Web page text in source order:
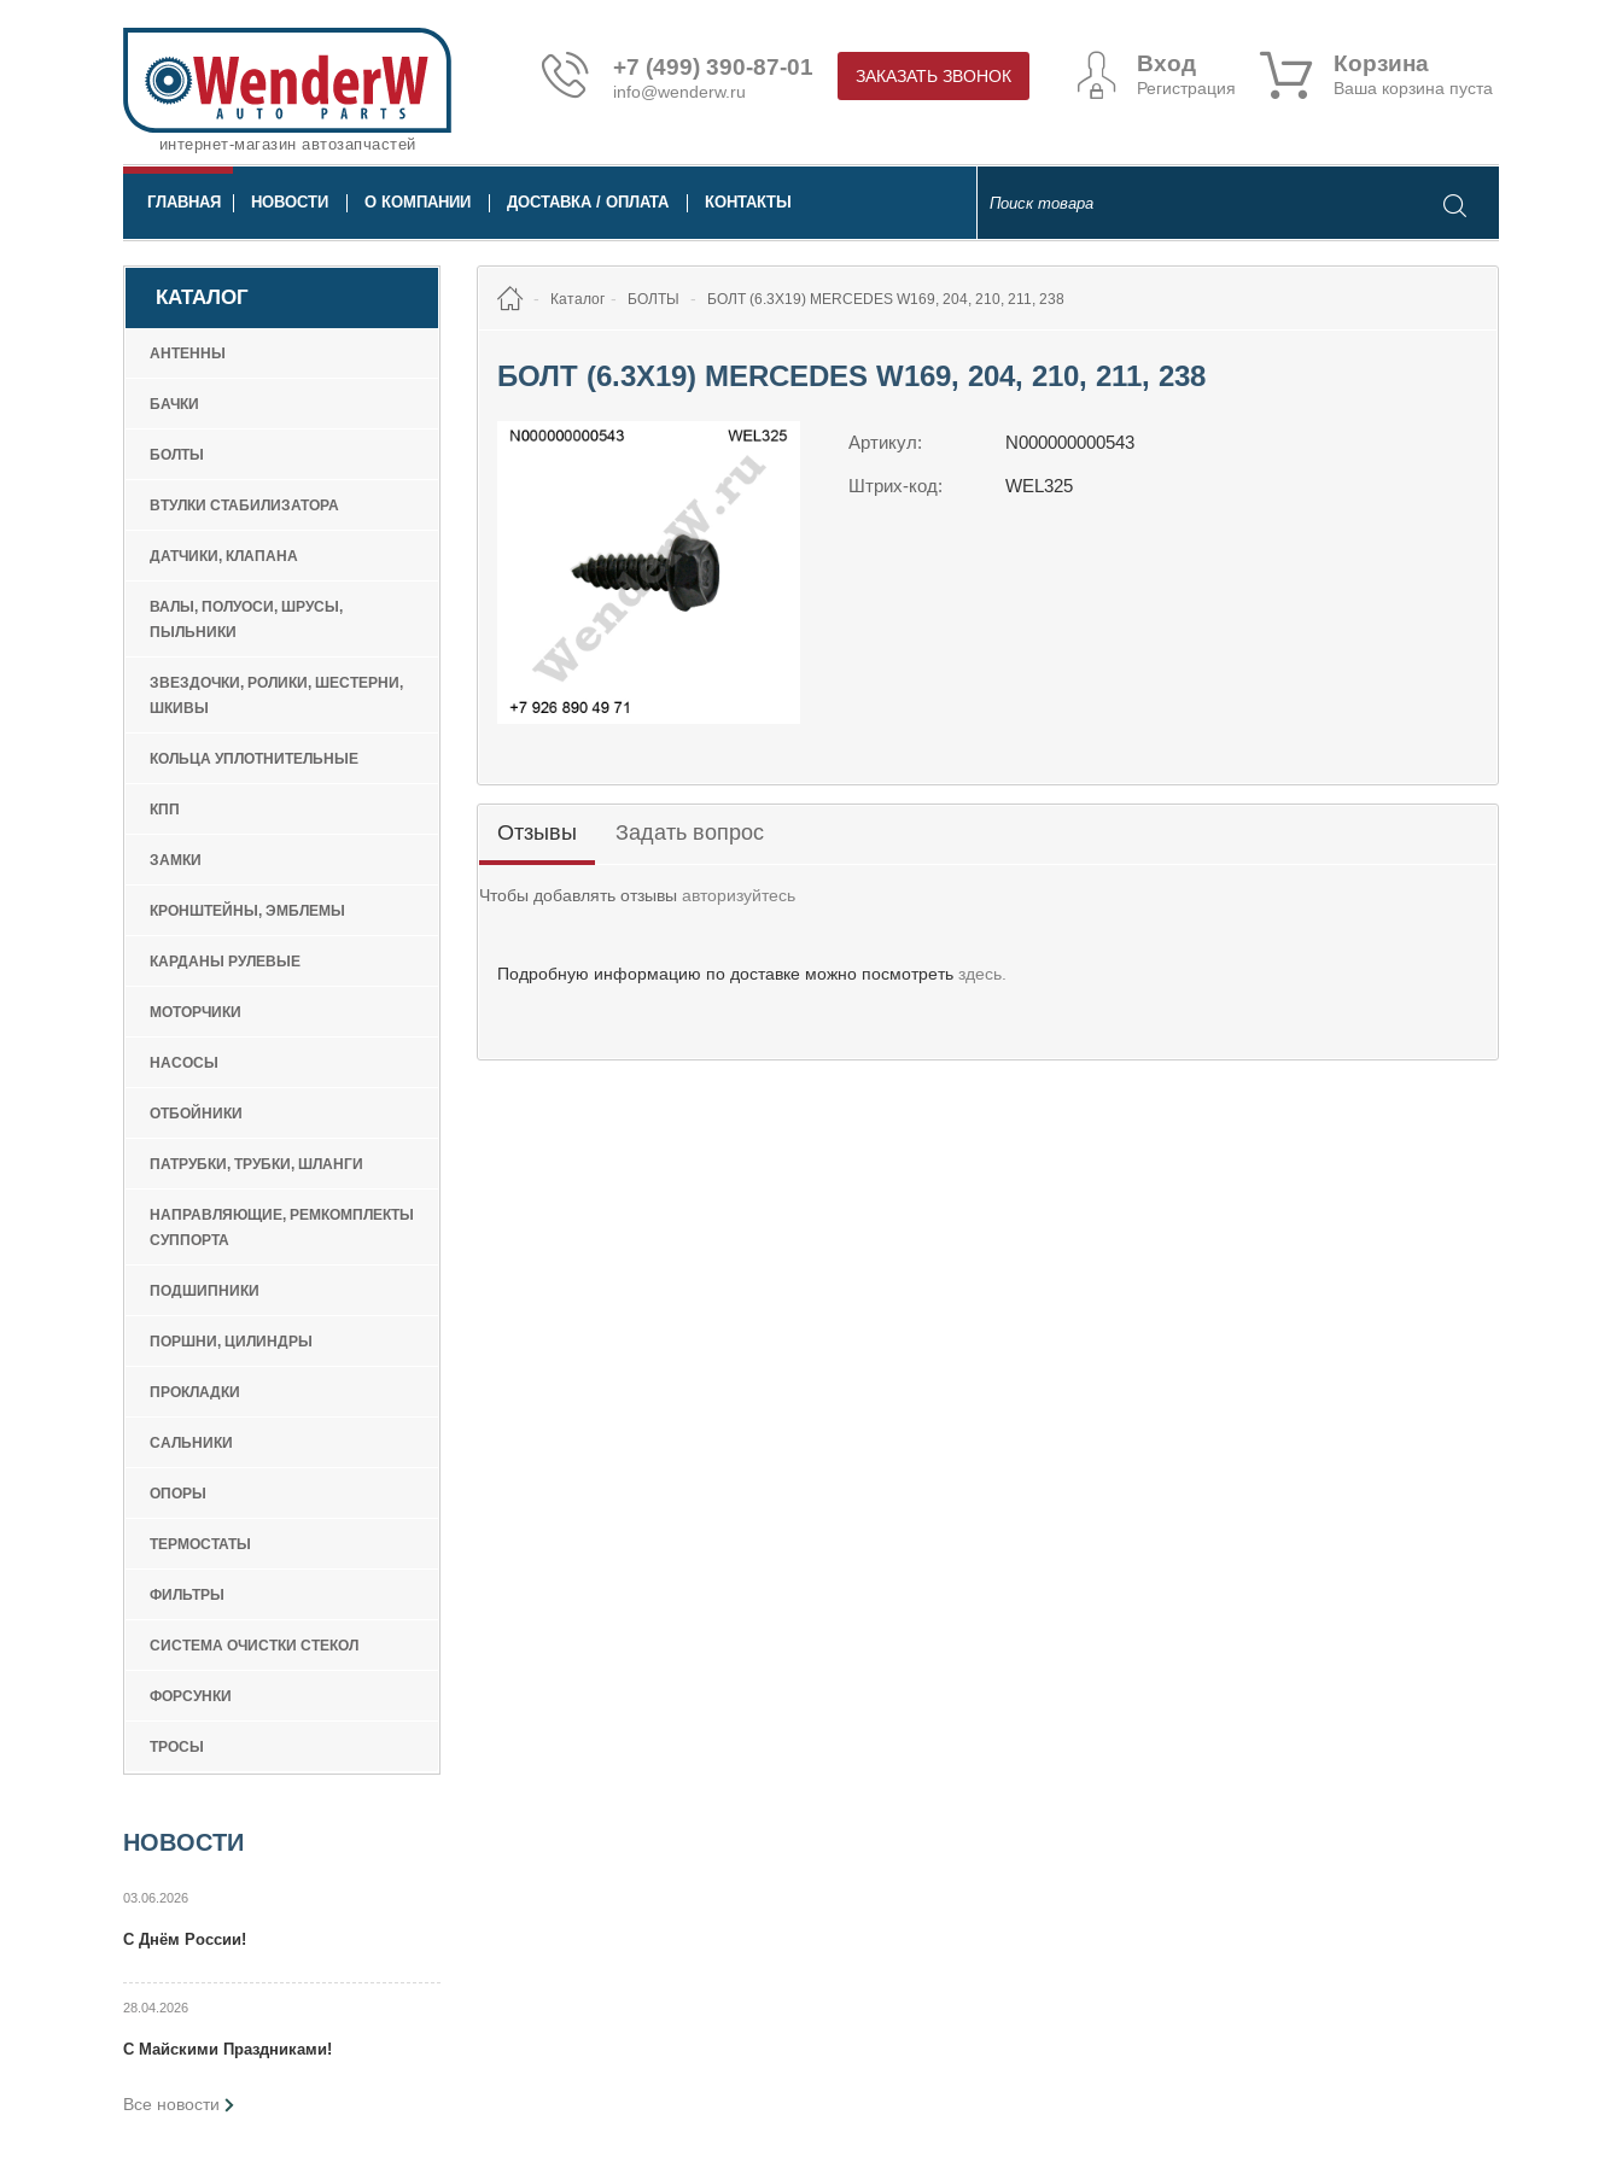
интернет-магазин автозапчастей
+7 (499) 390-87-01
info@wenderw.ru
ЗАКАЗАТЬ ЗВОНОК Вход
Регистрация
Корзина
Ваша корзина пуста
ГЛАВНАЯ НОВОСТИ О КОМПАНИИ ДОСТАВКА / ОПЛАТА КОНТАКТЫ
КАТАЛОГ
АНТЕННЫ
БАЧКИ
БОЛТЫ
ВТУЛКИ СТАБИЛИЗАТОРА
ДАТЧИКИ, КЛАПАНА
ВАЛЫ, ПОЛУОСИ, ШРУСЫ,
ПЫЛЬНИКИ
ЗВЕЗДОЧКИ, РОЛИКИ, ШЕСТЕРНИ,
ШКИВЫ
КОЛЬЦА УПЛОТНИТЕЛЬНЫЕ
КПП
ЗАМКИ
КРОНШТЕЙНЫ, ЭМБЛЕМЫ
КАРДАНЫ РУЛЕВЫЕ
МОТОРЧИКИ
НАСОСЫ
ОТБОЙНИКИ
ПАТРУБКИ, ТРУБКИ, ШЛАНГИ
НАПРАВЛЯЮЩИЕ, РЕМКОМПЛЕКТЫ
СУППОРТА
ПОДШИПНИКИ
ПОРШНИ, ЦИЛИНДРЫ
ПРОКЛАДКИ
САЛЬНИКИ
ОПОРЫ
ТЕРМОСТАТЫ
ФИЛЬТРЫ
СИСТЕМА ОЧИСТКИ СТЕКОЛ
ФОРСУНКИ
ТРОСЫ
НОВОСТИ
03.06.2026
C Днём России!
28.04.2026
C Maйcкими Праздниками!
Все новости
Каталог БОЛТЫ БОЛТ (6.3X19) MERCEDES W169, 204, 210, 211, 238
БОЛТ (6.3X19) MERCEDES W169, 204, 210, 211, 238
Артикул: N000000000543
Штрих-код: WEL325
Отзывы Задать вопрос
Чтобы добавлять отзывы авторизуйтесь
Подробную информацию по доставке можно посмотреть здесь.